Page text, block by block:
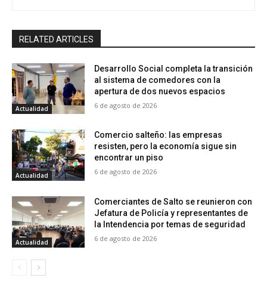
RELATED ARTICLES
Actualidad
Desarrollo Social completa la transición
al sistema de comedores con la
apertura de dos nuevos espacios
6 de agosto de 2026
Actualidad
Comercio salteño: las empresas
resisten, pero la economía sigue sin
encontrar un piso
6 de agosto de 2026
Actualidad
Comerciantes de Salto se reunieron con
Jefatura de Policía y representantes de
la Intendencia por temas de seguridad
6 de agosto de 2026